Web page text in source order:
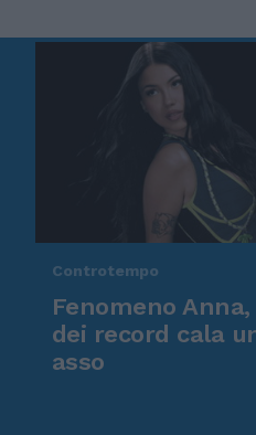
Controtempo
Fenomeno
dei record cala
asso